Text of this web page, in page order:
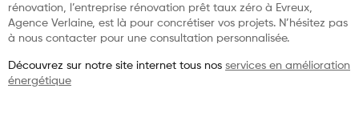
rénovation, l’entreprise rénovation prêt taux zéro à Evreux,
Agence Verlaine, est là pour concrétiser vos projets. N’hésitez pas
à nous contacter pour une consultation personnalisée.
Découvrez sur notre site internet tous nos services en amélioration
énergétique